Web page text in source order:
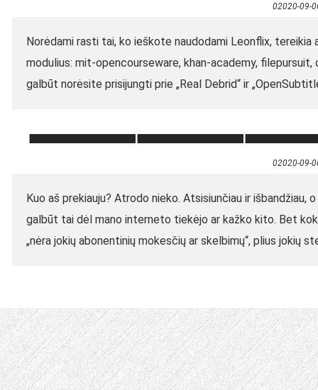
02020-09-
Norėdami rasti tai, ko ieškote naudodami Leonflix,
modulius: mit-opencourseware, khan-academy,
galbūt norėsite prisijungti prie „Real Debrid“ ir
02020-09-
Kuo aš prekiauju? Atrodo nieko. Atsisiunčiau ir
galbūt tai dėl mano interneto tiekėjo ar kažko kito. Bet
„nėra jokių abonentinių mokesčių ar skelbimų“, plius jokių